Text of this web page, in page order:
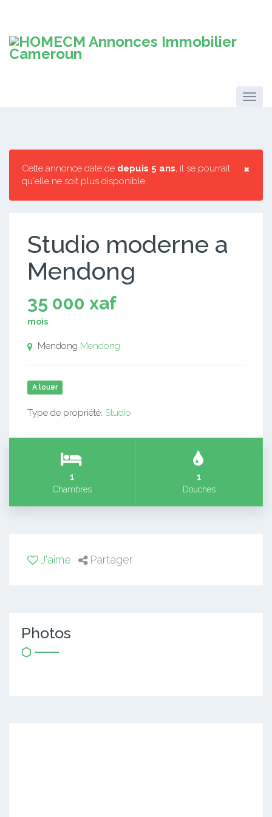
×
Cette annonce date de depuis 5 ans, il se pourrait
qu'elle ne soit plus disponible.
Studio moderne a
Mendong
35 000 xaf
mois
Mendong Mendong
A louer
Type de propriété: Studio
1
Chambres
1
Douches
J'aime Partager
Photos